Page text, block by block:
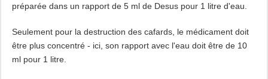
préparée dans un rapport de 5 ml de Desus pour 1 litre d'eau.
Seulement pour la destruction des cafards, le médicament doit
être plus concentré - ici, son rapport avec l'eau doit être de 10
ml pour 1 litre.